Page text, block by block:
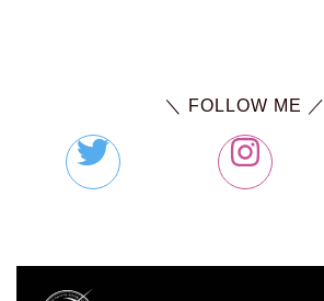
＼ FOLLOW ME ／